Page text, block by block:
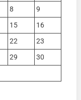
8
9
15
16
22
23
29
30